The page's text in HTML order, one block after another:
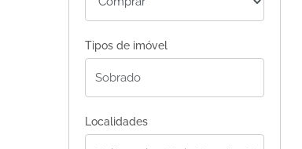
Tipos de imóvel
Localidades